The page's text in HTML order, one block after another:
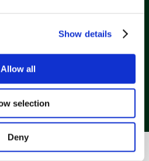
Show details
Allow all
selection
Deny
datos en sus sistemas.
LEER MÁS
DE CONFIANZA